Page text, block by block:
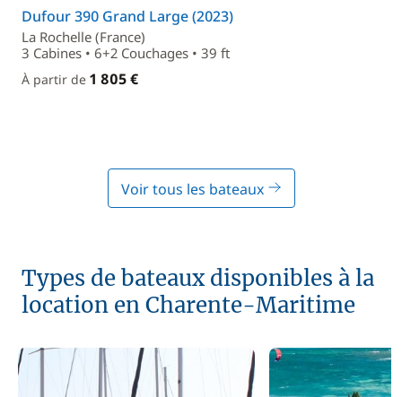
Dufour 390 Grand Large (2023)
La Rochelle (France)
3 Cabines • 6+2 Couchages • 39 ft
À partir de 1 805 €
Voir tous les bateaux
Types de bateaux disponibles à la
location en Charente-Maritime